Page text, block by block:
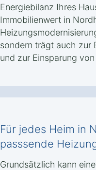
Energiebilanz Ihres
Immobilienwert in
sondern trägt auch zur
und zur Einsparung
Für jedes Heim in
passsende
Grundsätzlich kann